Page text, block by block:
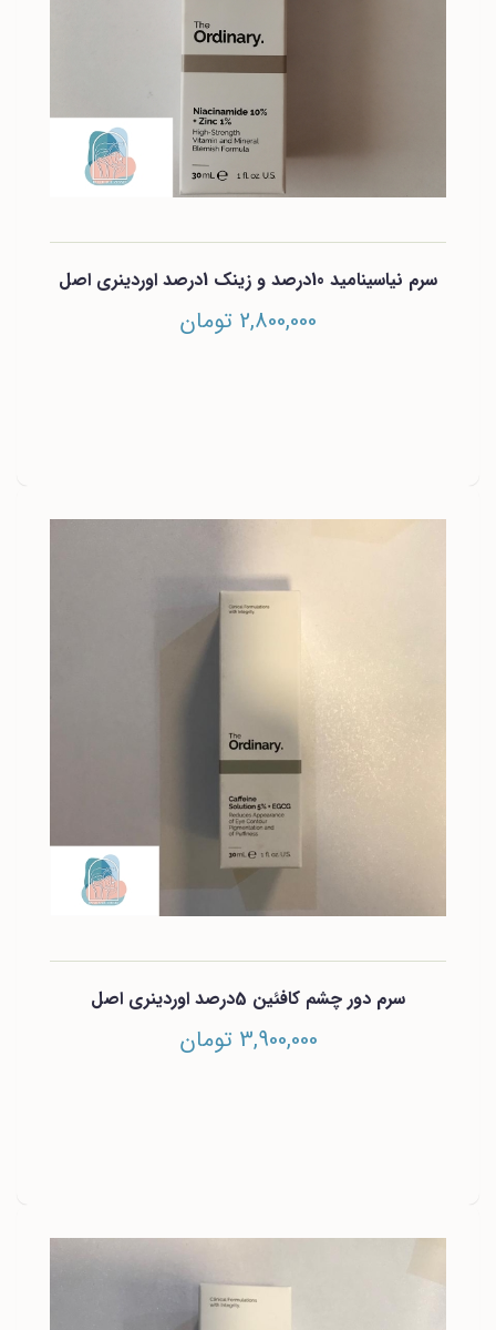
سرم نیاسینامید 10درصد و زینک 1درصد اوردینری اصل
2,800,000 تومان
سرم دور چشم کافئین 5درصد اوردینری اصل
3,900,000 تومان